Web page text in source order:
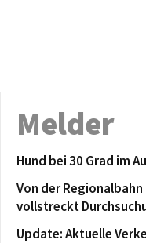
Melder
Hund bei 30 Grad im
Von der
vollstreckt
Update: Aktuelle